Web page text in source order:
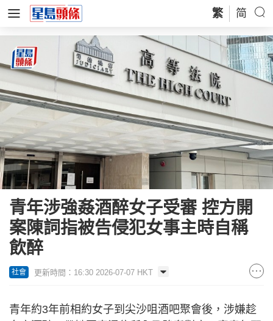
繁 简
青年涉強姦酒醉女子受審 控方開
案陳詞指被告侵犯女事主時自稱
飲醉
社會 更新時間：16:30 2026-07-07 HKT
青年約3年前相約女子到尖沙咀酒吧聚會後，涉嫌趁